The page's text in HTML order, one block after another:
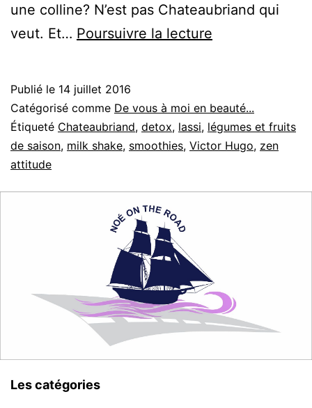
une colline? N’est pas Chateaubriand qui
veut. Et… Poursuivre la lecture
Publié le 14 juillet 2016
Catégorisé comme De vous à moi en beauté...
Étiqueté Chateaubriand, detox, lassi, légumes et fruits
de saison, milk shake, smoothies, Victor Hugo, zen
attitude
Les catégories